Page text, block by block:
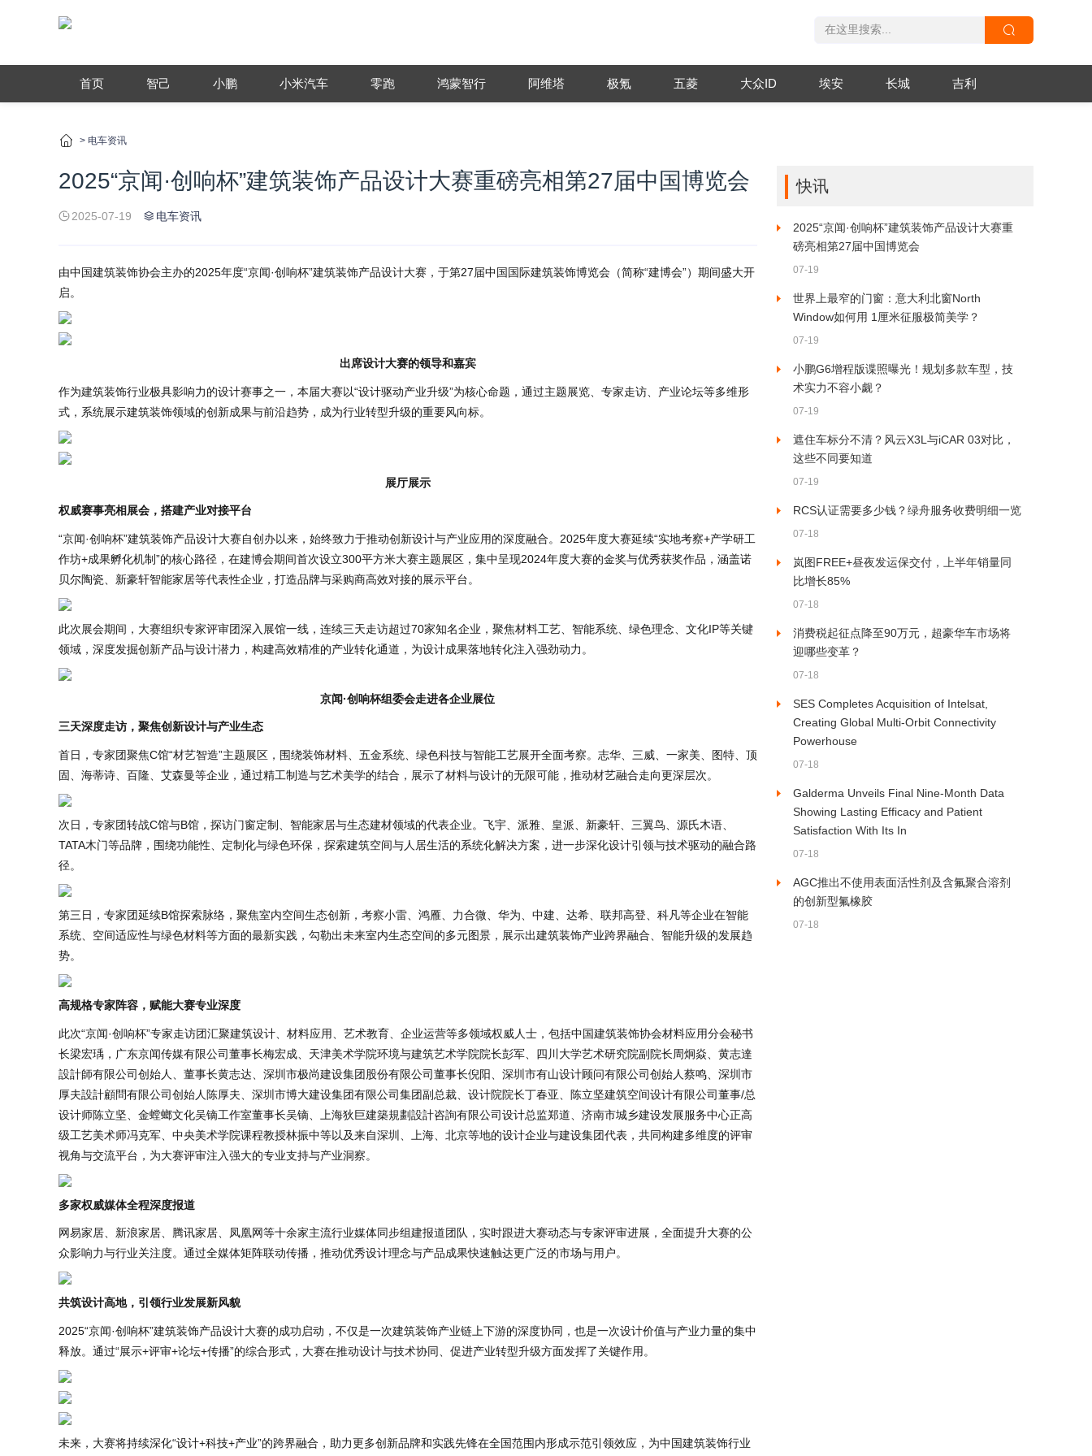
首页 智己 小鹏 小米汽车 零跑 鸿蒙智行 阿维塔 极氪 五菱 大众ID 埃安 长城 吉利
> 电车资讯
2025“京闻·创响杯”建筑装饰产品设计大赛重磅亮相第27届中国博览会
2025-07-19 电车资讯
由中国建筑装饰协会主办的2025年度“京闻·创响杯”建筑装饰产品设计大赛，于第27届中国国际建筑装饰博览会（简称“建博会”）期间盛大开
启。
出席设计大赛的领导和嘉宾
作为建筑装饰行业极具影响力的设计赛事之一，本届大赛以“设计驱动产业升级”为核心命题，通过主题展览、专家走访、产业论坛等多维形
式，系统展示建筑装饰领域的创新成果与前沿趋势，成为行业转型升级的重要风向标。
展厅展示
权威赛事亮相展会，搭建产业对接平台
“京闻·创响杯”建筑装饰产品设计大赛自创办以来，始终致力于推动创新设计与产业应用的深度融合。2025年度大赛延续“实地考察+产学研工
作坊+成果孵化机制”的核心路径，在建博会期间首次设立300平方米大赛主题展区，集中呈现2024年度大赛的金奖与优秀获奖作品，涵盖诺
贝尔陶瓷、新豪轩智能家居等代表性企业，打造品牌与采购商高效对接的展示平台。
此次展会期间，大赛组织专家评审团深入展馆一线，连续三天走访超过70家知名企业，聚焦材料工艺、智能系统、绿色理念、文化IP等关键
领域，深度发掘创新产品与设计潜力，构建高效精准的产业转化通道，为设计成果落地转化注入强劲动力。
京闻·创响杯组委会走进各企业展位
三天深度走访，聚焦创新设计与产业生态
首日，专家团聚焦C馆“材艺智造”主题展区，围绕装饰材料、五金系统、绿色科技与智能工艺展开全面考察。志华、三威、一家美、图特、顶
固、海蒂诗、百隆、艾森曼等企业，通过精工制造与艺术美学的结合，展示了材料与设计的无限可能，推动材艺融合走向更深层次。
次日，专家团转战C馆与B馆，探访门窗定制、智能家居与生态建材领域的代表企业。飞宇、派雅、皇派、新豪轩、三翼鸟、源氏木语、
TATA木门等品牌，围绕功能性、定制化与绿色环保，探索建筑空间与人居生活的系统化解决方案，进一步深化设计引领与技术驱动的融合路
径。
第三日，专家团延续B馆探索脉络，聚焦室内空间生态创新，考察小雷、鸿雁、力合微、华为、中建、达希、联邦高登、科凡等企业在智能
系统、空间适应性与绿色材料等方面的最新实践，勾勒出未来室内生态空间的多元图景，展示出建筑装饰产业跨界融合、智能升级的发展趋
势。
高规格专家阵容，赋能大赛专业深度
此次“京闻·创响杯”专家走访团汇聚建筑设计、材料应用、艺术教育、企业运营等多领域权威人士，包括中国建筑装饰协会材料应用分会秘书
长梁宏瑀，广东京闻传媒有限公司董事长梅宏成、天津美术学院环境与建筑艺术学院院长彭军、四川大学艺术研究院副院长周炯焱、黄志達
設計師有限公司创始人、董事长黄志达、深圳市极尚建设集团股份有限公司董事长倪阳、深圳市有山设计顾问有限公司创始人蔡鸣、深圳市
厚夫設計顧問有限公司创始人陈厚夫、深圳市博大建设集团有限公司集团副总裁、设计院院长丁春亚、陈立坚建筑空间设计有限公司董事/总
设计师陈立坚、金螳螂文化吴镝工作室董事长吴镝、上海狄巨建築規劃設計咨詢有限公司设计总监郑道、济南市城乡建设发展服务中心正高
级工艺美术师冯克军、中央美术学院课程教授林振中等以及来自深圳、上海、北京等地的设计企业与建设集团代表，共同构建多维度的评审
视角与交流平台，为大赛评审注入强大的专业支持与产业洞察。
多家权威媒体全程深度报道
网易家居、新浪家居、腾讯家居、凤凰网等十余家主流行业媒体同步组建报道团队，实时跟进大赛动态与专家评审进展，全面提升大赛的公
众影响力与行业关注度。通过全媒体矩阵联动传播，推动优秀设计理念与产品成果快速触达更广泛的市场与用户。
共筑设计高地，引领行业发展新风貌
2025“京闻·创响杯”建筑装饰产品设计大赛的成功启动，不仅是一次建筑装饰产业链上下游的深度协同，也是一次设计价值与产业力量的集中
释放。通过“展示+评审+论坛+传播”的综合形式，大赛在推动设计与技术协同、促进产业转型升级方面发挥了关键作用。
未来，大赛将持续深化“设计+科技+产业”的跨界融合，助力更多创新品牌和实践先锋在全国范围内形成示范引领效应，为中国建筑装饰行业
快讯
2025“京闻·创响杯”建筑装饰产品设计大赛重
磅亮相第27届中国博览会
07-19
世界上最窄的门窗：意大利北窗North
Window如何用 1厘米征服极简美学？
07-19
小鹏G6增程版谍照曝光！规划多款车型，技
术实力不容小觑？
07-19
遮住车标分不清？风云X3L与iCAR 03对比，
这些不同要知道
07-19
RCS认证需要多少钱？绿舟服务收费明细一览
07-18
岚图FREE+昼夜发运保交付，上半年销量同
比增长85%
07-18
消费税起征点降至90万元，超豪华车市场将
迎哪些变革？
07-18
SES Completes Acquisition of Intelsat,
Creating Global Multi-Orbit Connectivity
Powerhouse
07-18
Galderma Unveils Final Nine-Month Data
Showing Lasting Efficacy and Patient
Satisfaction With Its In
07-18
AGC推出不使用表面活性剂及含氟聚合溶剂
的创新型氟橡胶
07-18